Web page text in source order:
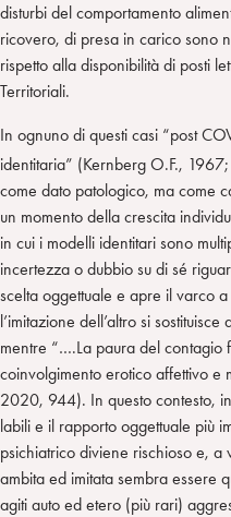
disturbi del comportamento
ricovero, di presa in carico sono
rispetto alla disponibilità di posti
Territoriali.
In ognuno di questi casi “post
identitaria” (Kernberg O.F.,
come dato patologico, ma come
un momento della crescita
in cui i modelli identitari sono
incertezza o dubbio su di sé
scelta oggettuale e apre il varco
l’imitazione dell’altro si
mentre “….La paura del contagio
coinvolgimento erotico affettivo e
2020, 944). In questo contesto,
labili e il rapporto oggettuale più
psichiatrico diviene rischioso e, a
ambita ed imitata sembra essere
agiti auto ed etero (più rari)